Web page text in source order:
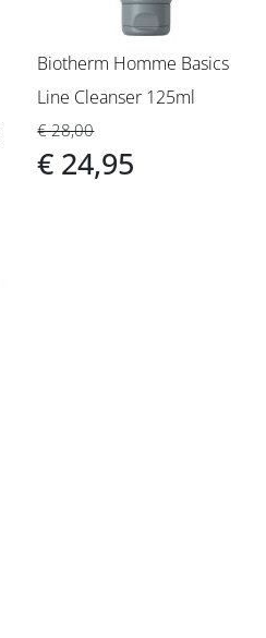
Biotherm Homme Basics
Line Cleanser 125ml
€ 28,00
€ 24,95